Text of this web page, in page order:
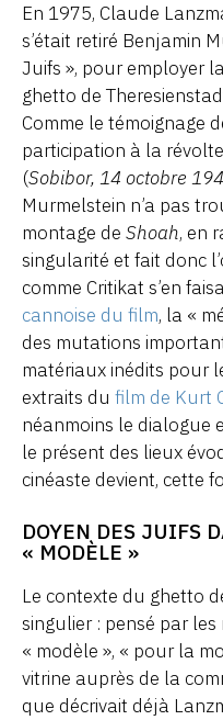
En 1975, Claude
s’était retiré Benjamin
Juifs », pour employer
ghetto de
Comme le témoignage
participation à la
(Sobibor, 14 octobre
Murmelstein n’a pas
montage de Shoah, en
singularité et fait donc
comme Critikat s’en
cannoise du film, la «
des mutations
matériaux inédits pour
extraits du film de Kurt
néanmoins le dialogue
le présent des lieux
cinéaste devient, cette
DOYEN DES JUIFS
« MODÈLE »
Le contexte du ghetto
singulier : pensé par
« modèle », « pour la
vitrine auprès de la
que décrivait déjà